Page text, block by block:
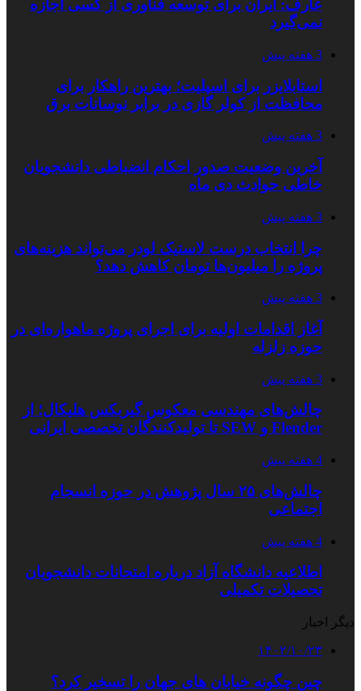
عارف: ایران برای توسعه فناوری از کسی اجازه
نمی‌گیرد
3 هفته پیش
استابلایزر برای اسپلیت؛ بهترین راهکار برای
محافظت از کولر گازی در برابر نوسانات برق
3 هفته پیش
آخرین وضعیت صدور احکام انضباطی دانشجویان
خاطی حوادث دی ماه
3 هفته پیش
چرا انتخاب درست لاستیک لودر می‌تواند هزینه‌های
پروژه را میلیون‌ها تومان کاهش دهد؟
3 هفته پیش
آغاز اقدامات اولیه برای اجرای پروژه ماهواره‌ای در
حوزه زلزله
3 هفته پیش
چالش‌های مهندسی معکوس گیربکس هلیکال؛ از
Flender و SEW تا تولیدکنندگان تخصصی ایرانی
4 هفته پیش
چالش‌های ۲۵ سال پژوهش در حوزه انسجام
اجتماعی
4 هفته پیش
اطلاعیه دانشگاه آزاد درباره امتحانات دانشجویان
تحصیلات تکمیلی
دیگر اخبار
۱۴۰۲/۱۰/۲۳
چین چگونه خیابان‌ های جهان را تسخیر کرد؟